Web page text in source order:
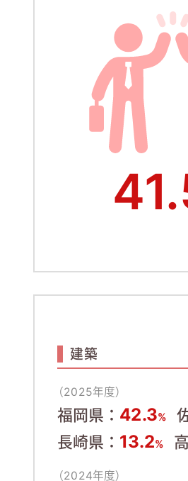
建築
（2025年度）
福岡県： 42.3%
長崎県： 13.2%
（2024年度）